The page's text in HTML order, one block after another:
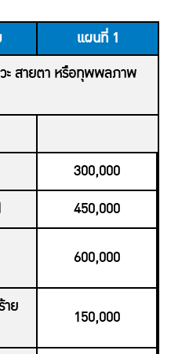
แผนที่ 1
ะ สายตา หรือทุพพลภาพ
300,000
450,000
600,000
ย
150,000